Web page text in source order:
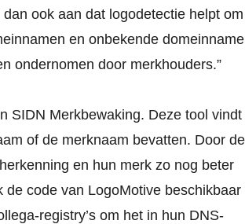
ook aan dat logodetectie helpt om
en onbekende
ondernomen door merkhouders.”
SIDN Merkbewaking. Deze tool vindt
of de merknaam bevatten. Door de
en hun merk zo nog beter
code van LogoMotive beschikbaar
registry’s om het in hun DNS-